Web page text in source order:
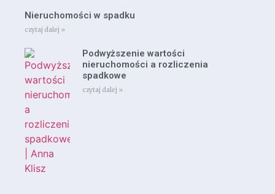
Nieruchomości w spadku
czytaj dalej »
Podwyższenie wartości
nieruchomości a rozliczenia
spadkowe
czytaj dalej »